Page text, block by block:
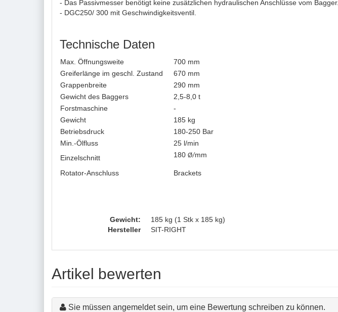
- Das Passivmesser benötigt keine zusätzlichen hydraulischen Anschlüsse vom Bagger.
- DGC250/ 300 mit Geschwindigkeitsventil.
Technische Daten
Max. Öffnungsweite
700 mm
Greiferlänge im geschl. Zustand
670 mm
Grappenbreite
290 mm
Gewicht des Baggers
2,5-8,0 t
Forstmaschine
-
Gewicht
185 kg
Betriebsdruck
180-250 Bar
Min.-Ölfluss
25 l/min
Einzelschnitt
180 Ø/mm
Rotator-Anschluss Brackets
Gewicht:
185 kg (1 Stk x 185 kg)
Hersteller
SIT-RIGHT
Artikel bewerten
Sie müssen angemeldet sein, um eine Bewertung schreiben zu können.